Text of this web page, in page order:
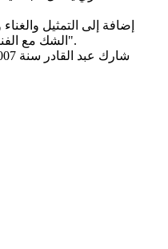
الشك مع الفنان محمد المنصور. بعد تجربة في التمثيل توجه هدهود إلى الغناء والتلحين وأصدر عددا من الأغاني التي حظيت بإعجاب المستمعين والنقاد على غرار "أحبّك"، "تغيب وتغلا"، "التحدي".